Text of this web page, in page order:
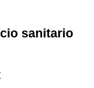
sanitario